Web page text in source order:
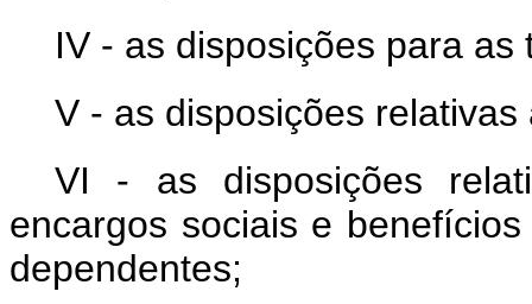
IV - as disposições para as
V - as disposições
VI - as disposições
encargos sociais e
dependentes;